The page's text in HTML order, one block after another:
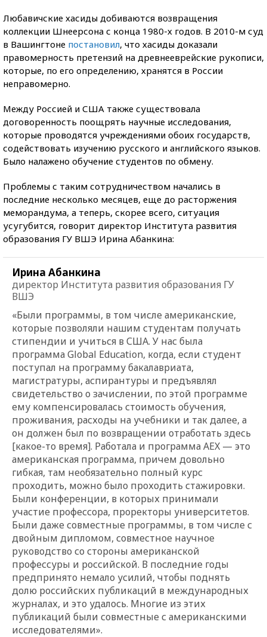
Любавичские хасиды добиваются возвращения
коллекции Шнеерсона с конца 1980-х годов. В 2010-м суд
в Вашингтоне постановил, что хасиды доказали
правомерность претензий на древнееврейские рукописи,
которые, по его определению, хранятся в России
неправомерно.
Между Россией и США также существовала
договоренность поощрять научные исследования,
которые проводятся учреждениями обоих государств,
содействовать изучению русского и английского языков.
Было налажено обучение студентов по обмену.
Проблемы с таким сотрудничеством начались в
последние несколько месяцев, еще до расторжения
меморандума, а теперь, скорее всего, ситуация
усугубится, говорит директор Института развития
образования ГУ ВШЭ Ирина Абанкина:
Ирина Абанкина
директор Института развития образования ГУ
ВШЭ
«Были программы, в том числе американские,
которые позволяли нашим студентам получать
стипендии и учиться в США. У нас была
программа Global Education, когда, если студент
поступал на программу бакалавриата,
магистратуры, аспирантуры и предъявлял
свидетельство о зачислении, по этой программе
ему компенсировалась стоимость обучения,
проживания, расходы на учебники и так далее, а
он должен был по возвращении отработать здесь
[какое-то время]. Работала и программа AEX — это
американская программа, причем довольно
гибкая, там необязательно полный курс
проходить, можно было проходить стажировки.
Были конференции, в которых принимали
участие профессора, проректоры университетов.
Были даже совместные программы, в том числе с
двойным дипломом, совместное научное
руководство со стороны американской
профессуры и российской. В последние годы
предпринято немало усилий, чтобы поднять
долю российских публикаций в международных
журналах, и это удалось. Многие из этих
публикаций были совместные с американскими
исследователями».